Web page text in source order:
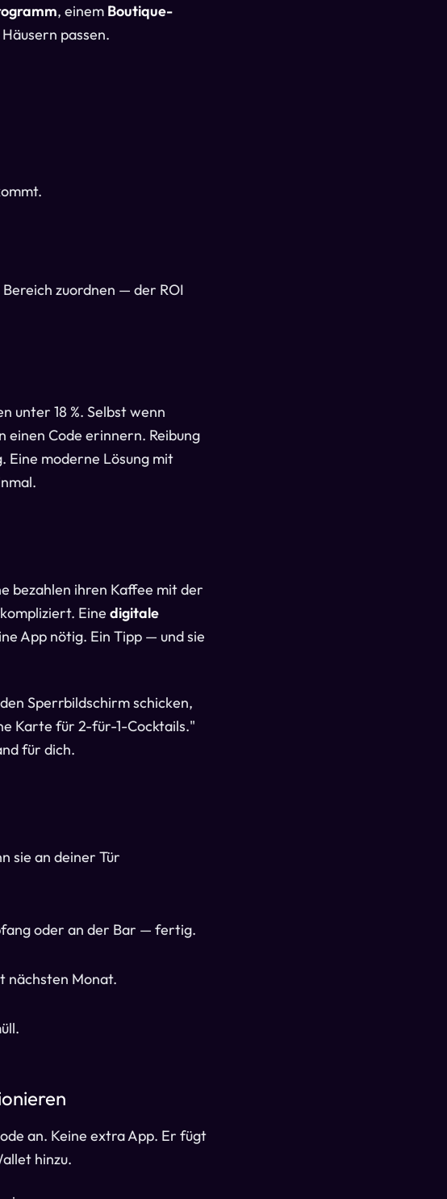
, einem Boutique-
passen.
zuordnen — der ROI
unter 18 %. Selbst wenn
einen Code erinnern. Reibung
Eine moderne Lösung mit
bezahlen ihren Kaffee mit der
Eine digitale
App nötig. Ein Tipp — und sie
Sperrbildschirm schicken,
Karte für 2-für-1-Cocktails."
für dich.
sie an deiner Tür
oder an der Bar — fertig.
nächsten Monat.
an. Keine extra App. Er fügt
hinzu.